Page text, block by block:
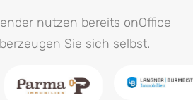
nutzen bereits onOffice
Sie sich selbst.